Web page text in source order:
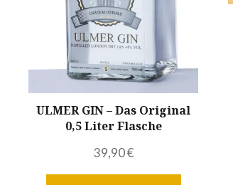
ULMER GIN – Das Original
0,5 Liter Flasche
39,90€